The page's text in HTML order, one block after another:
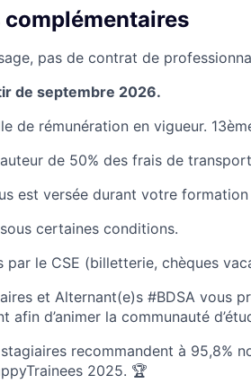
pas de contrat de
de septembre 2026.
de rémunération en vigueur.
de 50% des frais de
est versée durant votre formation
certaines conditions.
par le CSE (billetterie, chèques
et Alternant(e)s #BDSA vous
afin d’animer la communauté
recommandent à 95,8%
2025. 🏆